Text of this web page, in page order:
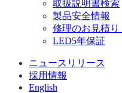
取扱説明書検索
製品安全情報
修理のお見積り
LED5年保証
ニュースリリース
採用情報
English